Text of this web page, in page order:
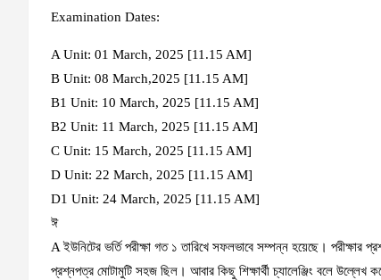
Examination Dates:
A Unit: 01 March, 2025 [11.15 AM]
B Unit: 08 March,2025 [11.15 AM]
B1 Unit: 10 March, 2025 [11.15 AM]
B2 Unit: 11 March, 2025 [11.15 AM]
C Unit: 15 March, 2025 [11.15 AM]
D Unit: 22 March, 2025 [11.15 AM]
D1 Unit: 24 March, 2025 [11.15 AM]
ঈ
A ইউনিটের ভর্তি পরীক্ষা গত ১ তারিখে সফলভাবে সম্পন্ন হয়েছে। পরীক্ষার
প্রশ্নপত্র মোটামুটি সহজ ছিল। আবার কিছু শিক্ষার্থী চ্যালেঞ্জিং বলে উল্লেখ